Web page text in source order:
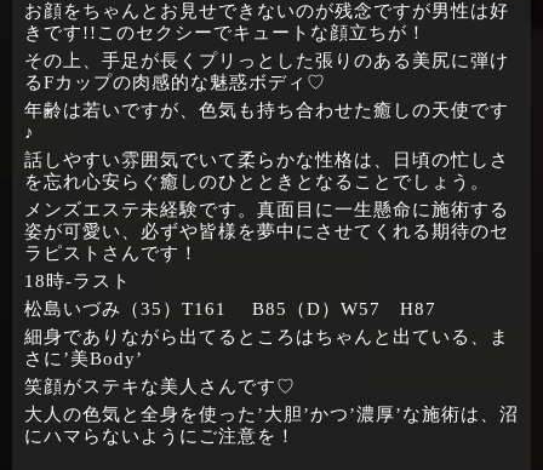
お顔をちゃんとお見せできないのが残念ですが男性は好
きです!!このセクシーでキュートな顔立ちが！
その上、手足が長くプリっとした張りのある美尻に弾け
るFカップの肉感的な魅惑ボディ♡
年齢は若いですが、色気も持ち合わせた癒しの天使です
♪
話しやすい雰囲気でいて柔らかな性格は、日頃の忙しさ
を忘れ心安らぐ癒しのひとときとなることでしょう。
メンズエステ未経験です。真面目に一生懸命に施術する
姿が可愛い、必ずや皆様を夢中にさせてくれる期待のセ
ラピストさんです！
18時-ラスト
松島いづみ（35）T161 B85（D）W57 H87
細身でありながら出てるところはちゃんと出ている、ま
さに’美Body’
笑顔がステキな美人さんです♡
大人の色気と全身を使った’大胆’かつ’濃厚’な施術は、沼
にハマらないようにご注意を！